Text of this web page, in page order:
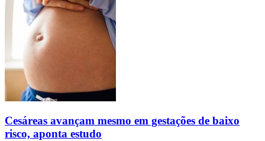
Cesáreas avançam mesmo em gestações de baixo
risco, aponta estudo